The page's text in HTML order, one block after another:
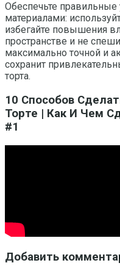
Обеспечьте
материалами:
избегайте повышения
пространстве и не
максимально точной и
сохранит
торта.
10 Способов
Торте | Как И Чем
#1
Добавить